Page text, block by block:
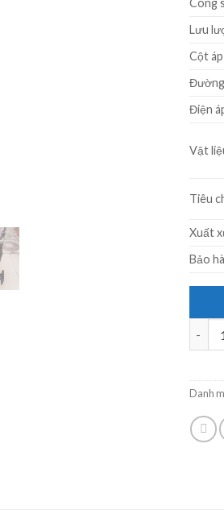
Công
Lưu
Cột
Điện
Vật
Tiêu
Xuất
Bảo
Danh